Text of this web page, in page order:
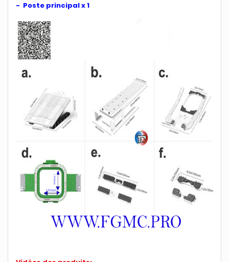
- Poste principal x 1